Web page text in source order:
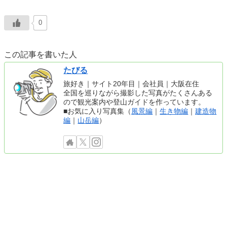
0
この記事を書いた人
たびる
旅好き｜サイト20年目｜会社員｜大阪在住
全国を巡りながら撮影した写真がたくさんある
ので観光案内や登山ガイドを作っています。
■お気に入り写真集（ 風景編 ｜生き物編 ｜建造物
編 ｜ 山岳編）